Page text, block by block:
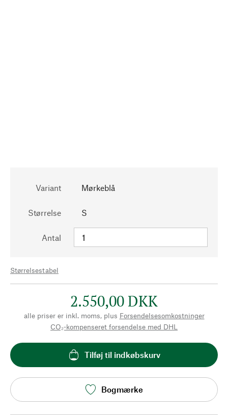
Variant Mørkeblå
Størrelse S
Antal
Størrelsestabel
2.550,00 DKK
alle priser er inkl. moms, plus Forsendelsesomkostninger
CO₂-kompenseret forsendelse med DHL
Tilføj til indkøbskurv
Bogmærke